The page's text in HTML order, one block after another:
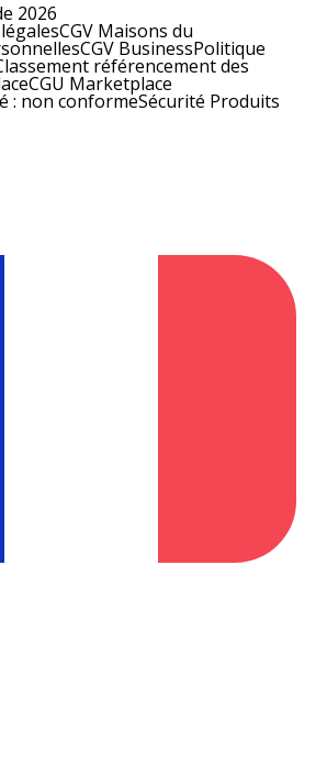
2026
CGV Maisons du
CGV BusinessPolitique
référencement des
CGU Marketplace
: non conformeSécurité Produits